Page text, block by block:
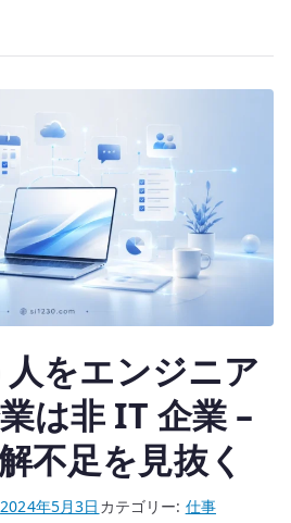
をエンジニア
は非 IT 企業 –
不足を見抜く
2024年5月3日 カテゴリー: 仕事